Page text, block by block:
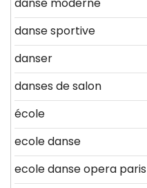
danse moderne
danse sportive
danser
danses de salon
école
ecole danse
ecole danse opera paris